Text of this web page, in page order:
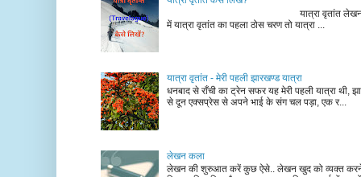
यात्रा वृतांत लेखन के चरण
में यात्रा वृतांत का पहला ठोस चरण तो यात्रा ...
यात्रा वृतांत - मेरी पहली झारखण्ड यात्रा
धनबाद से राँची का ट्रेन सफर यह मेरी पहली यात्रा थी,
से दून एक्सप्रेस से अपने भाई के संग चल पड़ा, एक र...
लेखन कला
लेखन की शुरुआत करें कुछ ऐसे.. लेखन खुद को व्यक्त